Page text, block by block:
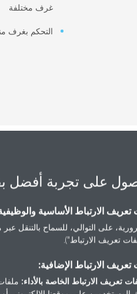
غرف مختلفة
التحكم بغرف
على تجربة أفضل
تعريف الارتباط الأساسية
على التوالي، للسماح بالتنقل
تعريف الارتباط").
تعريف الارتباط الإضافية:
تعريف الارتباط الخاصة بالأداء: